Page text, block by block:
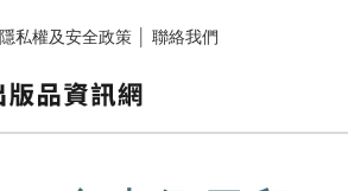
隱私權及安全政策 聯絡我們